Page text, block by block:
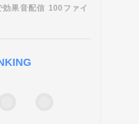
効果音配信 100ファイ